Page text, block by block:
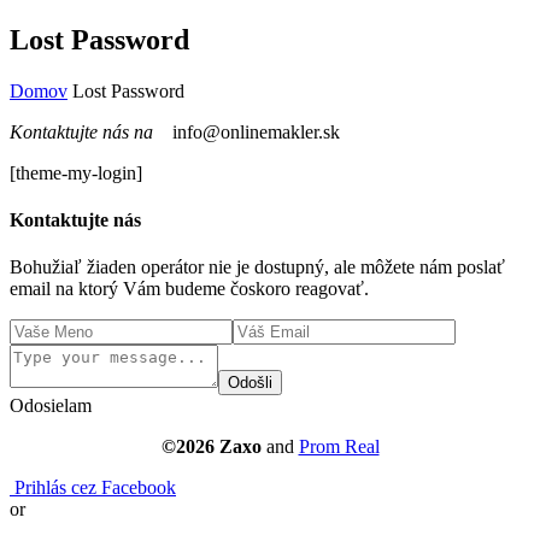
Lost Password
Domov Lost Password
Kontaktujte nás na
info@onlinemakler.sk
[theme-my-login]
Kontaktujte nás
Bohužiaľ žiaden operátor nie je dostupný, ale môžete nám poslať
email na ktorý Vám budeme čoskoro reagovať.
Odošli
Odosielam
©2026 Zaxoand Prom Real
Prihlás cez Facebook
or